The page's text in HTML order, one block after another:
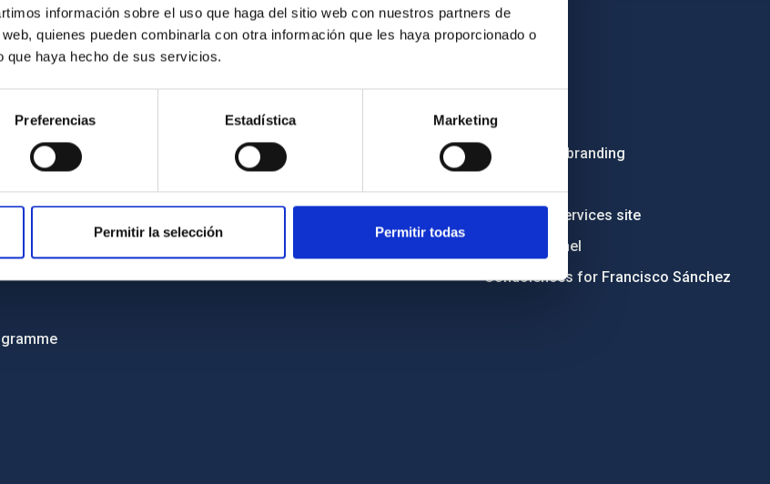
información sobre el uso que haga del sitio web con nuestros partners de
quienes pueden combinarla con otra información que les haya proporcionado o
que haya hecho de sus servicios.
Preferencias Estadística Marketing
Permitir la selección Permitir todas
anti-fraud policy
IAC PORTAL
Sitemap
Privacy policy
Legal notice
Employment
Tenders
Institutional branding
Electronic services site
Ethics channel
Condolences for Francisco Sánchez